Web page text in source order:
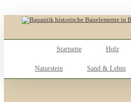
content
Startseite
Holz
Naturstein Sand & Lehm